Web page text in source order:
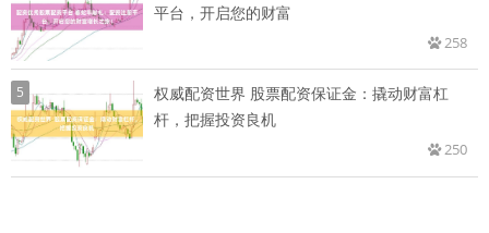
平台，开启您的财富
258
5
权威配资世界 股票配资保证金：撬动财富杠
杆，把握投资良机
250